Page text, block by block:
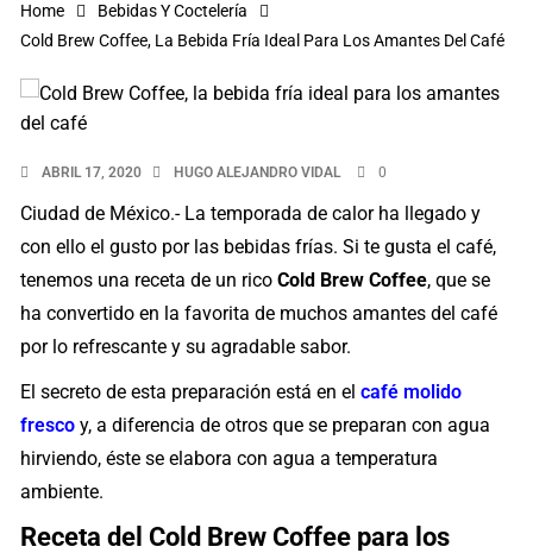
Home
Bebidas Y Coctelería
Cold Brew Coffee, La Bebida Fría Ideal Para Los Amantes Del Café
ABRIL 17, 2020 HUGO ALEJANDRO VIDAL 0
Ciudad de México.- La temporada de calor ha llegado y
con ello el gusto por las bebidas frías. Si te gusta el café,
tenemos una receta de un ricoCold Brew Coffee, que se
ha convertido en la favorita de muchos amantes del café
por lo refrescante y su agradable sabor.
El secreto de esta preparación está en elcafé molido
fresco y, a diferencia de otros que se preparan con agua
hirviendo, éste se elabora con agua a temperatura
ambiente.
Receta del Cold Brew Coffee para los